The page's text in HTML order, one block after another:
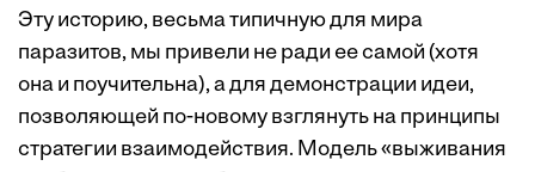
Эту историю, весьма типичную для мира
паразитов, мы привели не ради ее самой (хотя
она и поучительна), а для демонстрации идеи,
позволяющей по-новому взглянуть на принципы
стратегии взаимодействия. Модель «выживания